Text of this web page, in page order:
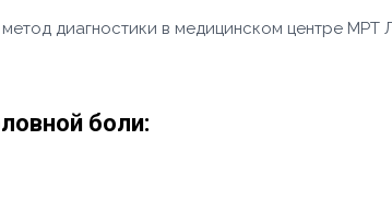
диагностики в медицинском центре
боли: